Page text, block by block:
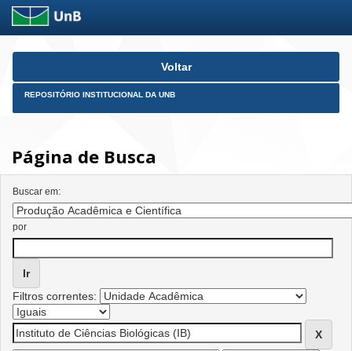
Skip
Voltar
REPOSITÓRIO INSTITUCIONAL DA UNB
Página de Busca
Buscar em:
por
Filtros correntes: